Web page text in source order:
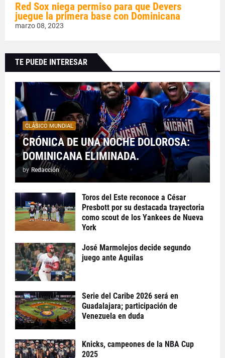
Red Sox niega permiso para que Devers
juegue la primera base con Dominicana
marzo 08, 2023
TE PUEDE INTERESAR
CLÁSICO MUNDIAL
CRÓNICA DE UNA NOCHE DOLOROSA:
DOMINICANA ELIMINADA.
by Redacción
Toros del Este reconoce a César
Presbott por su destacada trayectoria
como scout de los Yankees de Nueva
York
José Marmolejos decide segundo
juego ante Aguilas
Serie del Caribe 2026 será en
Guadalajara; participación de
Venezuela en duda
Knicks, campeones de la NBA Cup
2025